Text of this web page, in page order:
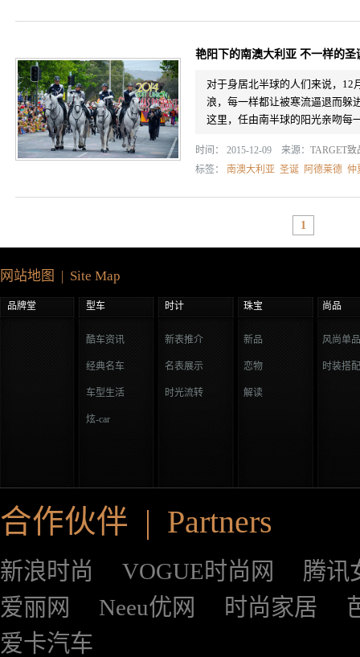
艳阳下的南澳大利亚 不一样的圣
对于身居北半球的人们来说，12
浪，每一样都让被寒流逼退而躲
这里，任由南半球的阳光亲吻每
时间： 2015-12-09 来源： TARGET致
标签： 南澳大利亚 圣诞 阿德莱德 仲
1
网站地图 | Site Map
品牌堂 型车 时计 珠宝 尚品
酷车资讯
经典名车
车型生活
炫-car
新表推介
名表展示
时光流转
新品
恋物
解读
风尚单品
时装搭配
合作伙伴 | Partners
新浪时尚 VOGUE时尚网
腾讯
爱丽网
Neeu优网 时尚家居
爱卡汽车